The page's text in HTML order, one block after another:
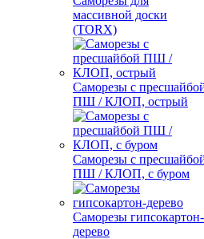
массивной доски
(TORX)
Саморезы с
ПШ / КЛОП, острый
Саморезы с
ПШ / КЛОП, с буром
Саморезы гипсокартон-
дерево